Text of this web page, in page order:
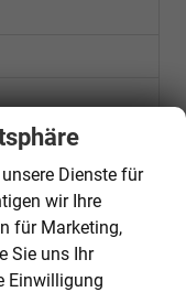
Dienste für
wir Ihre
für Marketing,
Sie uns Ihr
Einwilligung